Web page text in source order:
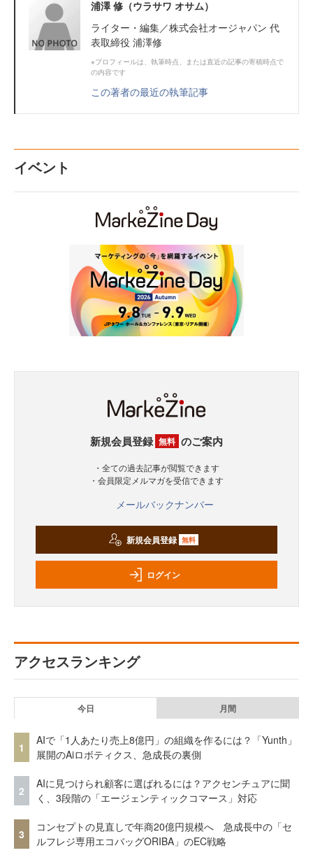
浦澤 修（ウラサワ オサム）
ライター・編集／株式会社オージャパン 代
表取締役 浦澤修
※プロフィールは、執筆時点、または直近の記事の寄稿時点で
の内容です
この著者の最近の執筆記事
イベント
新規会員登録 無料 のご案内
・全ての過去記事が閲覧できます
・会員限定メルマガを受信できます
メールバックナンバー
新規会員登録 無料
ログイン
アクセスランキング
今日 月間
1
AIで「1人あたり売上8億円」の組織を作るには？「Yunth」
展開のAiロボティクス、急成長の裏側
2
AIに見つけられ顧客に選ばれるには？アクセンチュアに聞
く、3段階の「エージェンティックコマース」対応
3
コンセプトの見直しで年商20億円規模へ 急成長中の「セ
ルフレジ専用エコバッグORIBA」のEC戦略